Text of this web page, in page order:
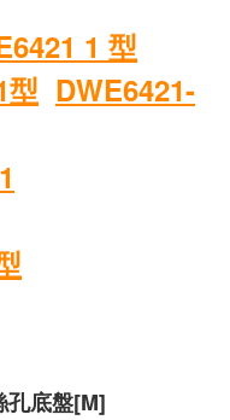
1 型
型 DWE6421-
孔底盤[M]